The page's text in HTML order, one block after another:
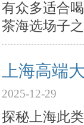
有众多适合
茶海选场子
上海高端
2025-12-29
探秘上海此